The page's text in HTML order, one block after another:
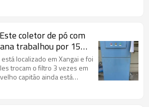
coletor de pó com
trabalhou por 15
de material isolante
localizado em Xangai e foi
trocam o filtro 3 vezes em
capitão ainda está